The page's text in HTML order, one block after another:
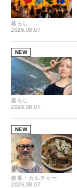
暮らし
2026.08.07
NEW
暮らし
2026.08.07
NEW
教養・カルチャー
2026.08.07